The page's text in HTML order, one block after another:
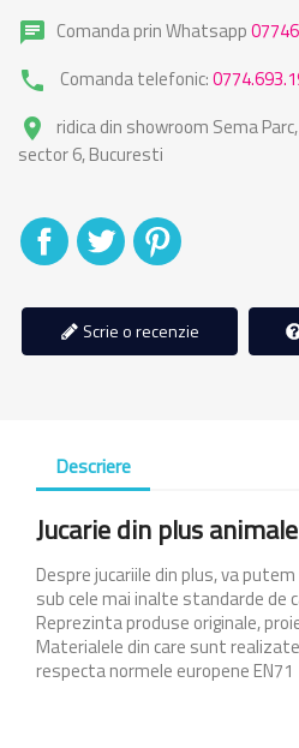
chat Comanda prin Whatsapp
phone Comanda telefonic:
place
ridica din showroom Sema
sector 6, Bucuresti
DistribuitiTweet
Scrie o recenzie
Descriere
Jucarie din plus
Despre jucariile din plus, va
sub cele mai inalte standarde de
Reprezinta produse originale,
Materialele din care sunt
respecta normele europene EN71